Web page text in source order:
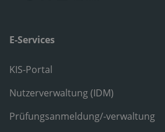
E-Services
KIS-Portal
Nutzerverwaltung (IDM)
Prüfungsanmeldung/-verwaltung